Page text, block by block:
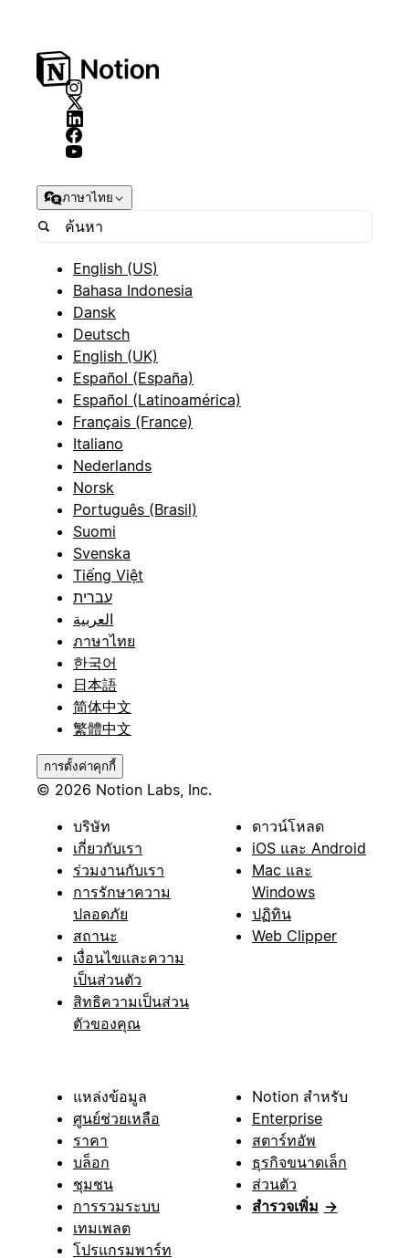
ภาษาไทย
English (US)
Bahasa Indonesia
Dansk
Deutsch
English (UK)
Español (España)
Español (Latinoamérica)
Français (France)
Italiano
Nederlands
Norsk
Português (Brasil)
Suomi
Svenska
Tiếng Việt
עברית
العربية
ภาษาไทย
한국어
日本語
简体中文
繁體中文
การตั้งค่าคุกกี้
© 2026 Notion Labs, Inc.
บริษัท
เกี่ยวกับเรา
ร่วมงานกับเรา
การรักษาความ
ปลอดภัย
สถานะ
เงื่อนไขและความ
เป็นส่วนตัว
สิทธิความเป็นส่วน
ตัวของคุณ
ดาวน์โหลด
iOS และ Android
Mac และ
Windows
ปฏิทิน
Web Clipper
แหล่งข้อมูล
ศูนย์ช่วยเหลือ
ราคา
บล็อก
ชุมชน
การรวมระบบ
เทมเพลต
โปรแกรมพาร์ท
Notion สำหรับ
Enterprise
สตาร์ทอัพ
ธุรกิจขนาดเล็ก
ส่วนตัว
สำรวจเพิ่ม →